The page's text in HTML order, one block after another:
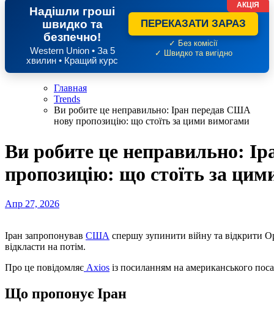
Надішли гроші
швидко та
безпечно!
Western Union • За 5
хвилин • Кращий курс
ПЕРЕКАЗАТИ ЗАРАЗ
✓ Без комісії
✓ Швидко та вигідно
АКЦІЯ
Главная
Trends
Ви робите це неправильно: Іран передав США
нову пропозицію: що стоїть за цими вимогами
Ви робите це неправильно:
пропозицію: що стоїть за
Апр 27, 2026
Іран запропонував США спершу зупинити війну та відкрити
відкласти на потім.
Про це повідомляє Axios із посиланням на американського
Що пропонує Іран